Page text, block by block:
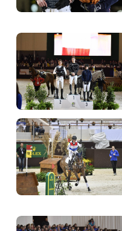
FR EN
© 2026 CHI de